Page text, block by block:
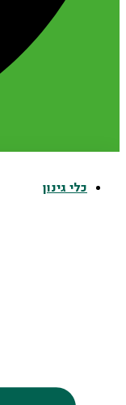
כלי גינון